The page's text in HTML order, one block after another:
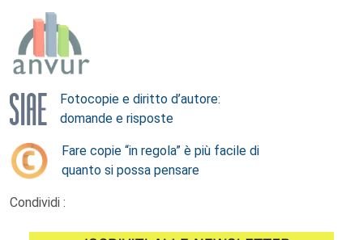
Fotocopie e diritto d’autore:
domande e risposte
Fare copie “in regola” è più facile di
quanto si possa pensare
Condividi :